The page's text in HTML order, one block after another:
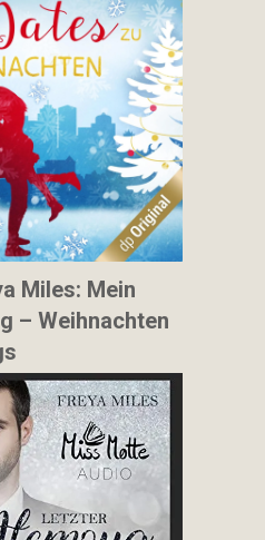
Miles: Mein
– Weihnachten